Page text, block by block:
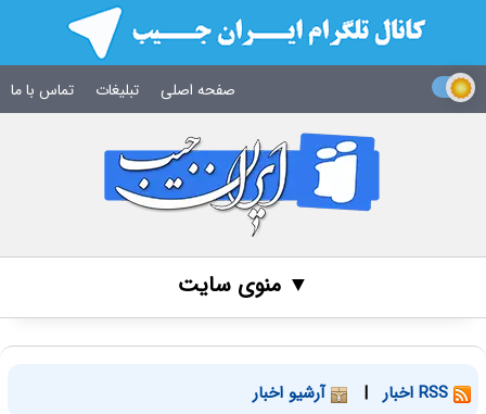
صفحه اصلی تبلیغات تماس با ما
▼ منوی سایت
| آرشیو اخبار